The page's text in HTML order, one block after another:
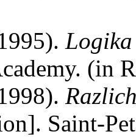
Logika
(in
Saint-